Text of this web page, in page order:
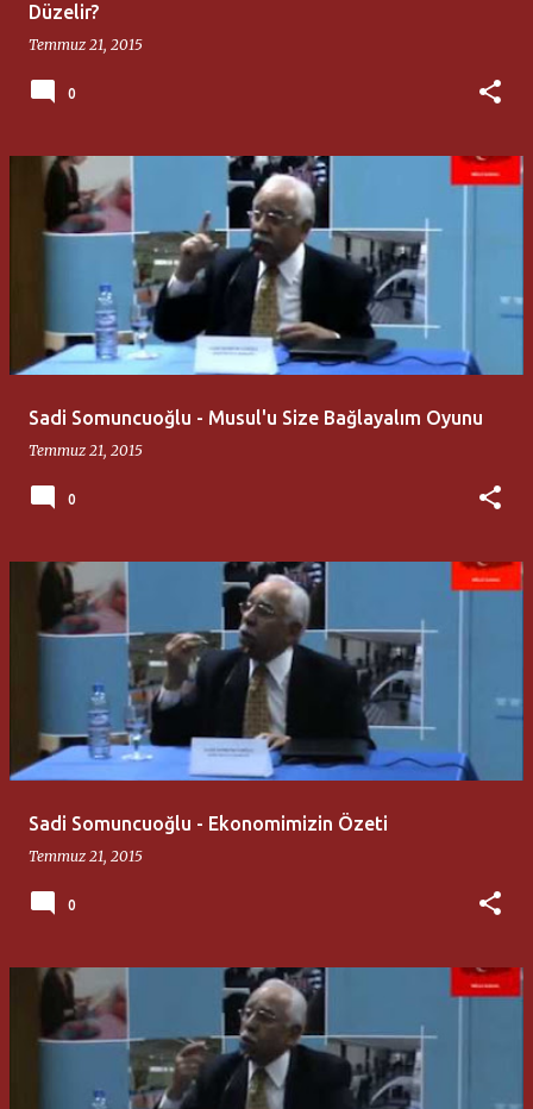
Düzelir?
Temmuz 21, 2015
0
Sadi Somuncuoğlu - Musul'u Size Bağlayalım Oyunu
Temmuz 21, 2015
0
Sadi Somuncuoğlu - Ekonomimizin Özeti
Temmuz 21, 2015
0